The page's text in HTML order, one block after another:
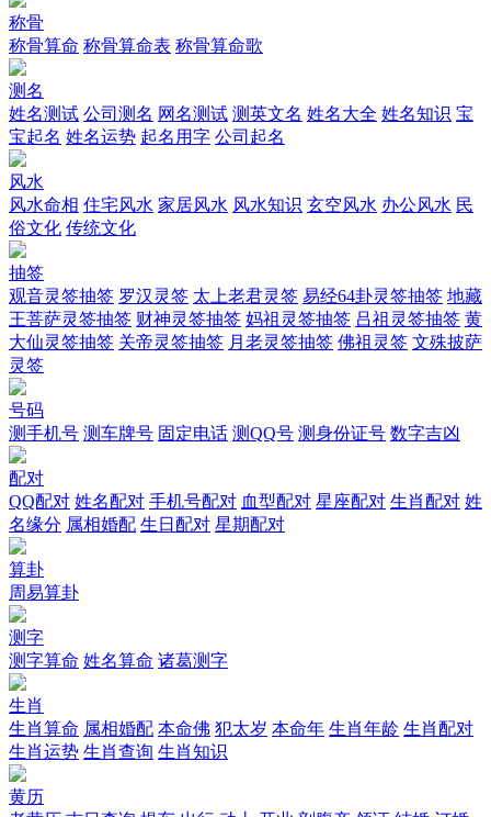
称骨
称骨算命 称骨算命表 称骨算命歌
测名
姓名测试 公司测名 网名测试 测英文名 姓名大全 姓名知识 宝
宝起名 姓名运势 起名用字 公司起名
风水
风水命相 住宅风水 家居风水 风水知识 玄空风水 办公风水 民
俗文化 传统文化
抽签
观音灵签抽签 罗汉灵签 太上老君灵签 易经64卦灵签抽签 地藏
王菩萨灵签抽签 财神灵签抽签 妈祖灵签抽签 吕祖灵签抽签 黄
大仙灵签抽签 关帝灵签抽签 月老灵签抽签 佛祖灵签 文殊披萨
灵签
号码
测手机号 测车牌号 固定电话 测QQ号 测身份证号 数字吉凶
配对
QQ配对 姓名配对 手机号配对 血型配对 星座配对 生肖配对 姓
名缘分 属相婚配 生日配对 星期配对
算卦
周易算卦
测字
测字算命 姓名算命 诸葛测字
生肖
生肖算命 属相婚配 本命佛 犯太岁 本命年 生肖年龄 生肖配对
生肖运势 生肖查询 生肖知识
黄历